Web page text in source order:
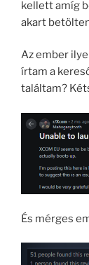
kellett amíg
akart
Az ember
írtam a
találtam?
És mérges